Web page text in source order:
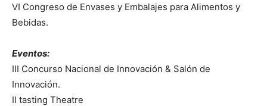
VI Congreso de Envases y Embalajes para Alimentos y
Bebidas.
Eventos:
III Concurso Nacional de Innovación & Salón de
Innovación.
II tasting Theatre